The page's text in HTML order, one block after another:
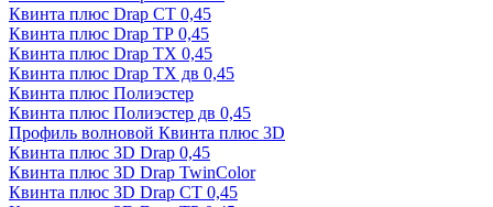
Квинта плюс Drap СТ 0,45
Квинта плюс Drap ТР 0,45
Квинта плюс Drap ТХ 0,45
Квинта плюс Drap ТХ дв 0,45
Квинта плюс Полиэстер
Квинта плюс Полиэстер дв 0,45
Профиль волновой Квинта плюс 3D
Квинта плюс 3D Drap 0,45
Квинта плюс 3D Drap TwinColor
Квинта плюс 3D Drap СТ 0,45